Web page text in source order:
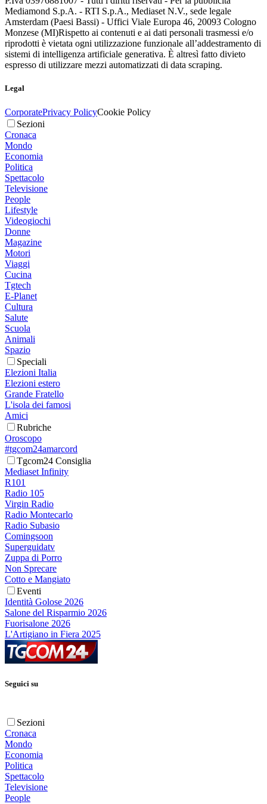
Mediamond S.p.A. - RTI S.p.A., Mediaset N.V., sede legale
Amsterdam (Paesi Bassi) - Uffici Viale Europa 46, 20093 Cologno
Monzese (MI)Rispetto ai contenuti e ai dati personali trasmessi e/o
riprodotti è vietata ogni utilizzazione funzionale all’addestramento di
sistemi di intelligenza artificiale generativa. È altresì fatto divieto
espresso di utilizzare mezzi automatizzati di data scraping.
Legal
CorporatePrivacy PolicyCookie Policy
Sezioni
Cronaca
Mondo
Economia
Politica
Spettacolo
Televisione
People
Lifestyle
Videogiochi
Donne
Magazine
Motori
Viaggi
Cucina
Tgtech
E-Planet
Cultura
Salute
Scuola
Animali
Spazio
Speciali
Elezioni Italia
Elezioni estero
Grande Fratello
L'isola dei famosi
Amici
Rubriche
Oroscopo
#tgcom24amarcord
Tgcom24 Consiglia
Mediaset Infinity
R101
Radio 105
Virgin Radio
Radio Montecarlo
Radio Subasio
Comingsoon
Superguidatv
Zuppa di Porro
Non Sprecare
Cotto e Mangiato
Eventi
Identità Golose 2026
Salone del Risparmio 2026
Fuorisalone 2026
L'Artigiano in Fiera 2025
Seguici su
Sezioni
Cronaca
Mondo
Economia
Politica
Spettacolo
Televisione
People